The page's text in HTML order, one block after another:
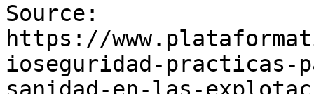
Source:
https://
ioseguridad-practicas-